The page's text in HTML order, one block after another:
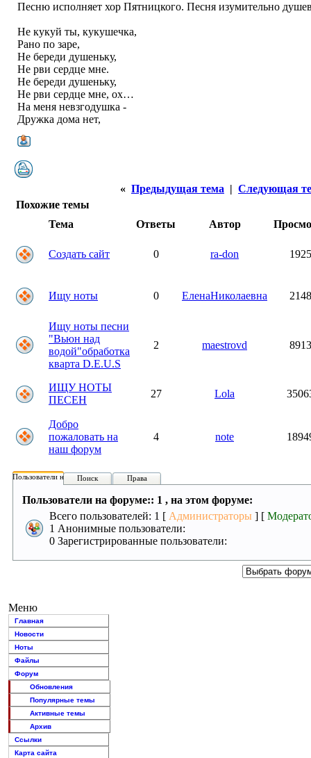
Песню исполняет хор Пятницкого. Песня изумительно
Не кукуй ты, кукушечка,
Рано по заре,
Не береди душеньку,
Не рви сердце мне.
Не береди душеньку,
Не рви сердце мне, ох…
На меня невзгодушка -
Дружка дома нет,
« Предыдущая тема | Следующая
Похожие темы
Тема
Ответы Автор
Создать сайт 0 ra-don
Ищу ноты 0 ЕленаНиколаевна
Ищу ноты песни
"Вьюн над
водой"обработка
кварта D.E.U.S
2 maestrovd
ИЩУ НОТЫ
ПЕСЕН
27 Lola
Добро
пожаловать на
наш форум
4 note
Пользователи на форуме:
Поиск Права
Пользователи на форуме:: 1 , на этом форуме:
Всего пользователей: 1 [ Администраторы ] [
1 Анонимные пользователи:
0 Зарегистрированные пользователи:
Меню
Главная
Новости
Ноты
Файлы
Форум
Обновления
Популярные темы
Активные темы
Архив
Ссылки
Карта сайта